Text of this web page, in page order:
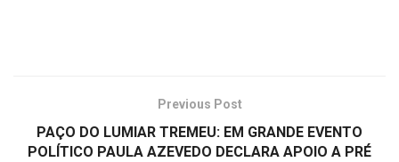
Previous Post
PAÇO DO LUMIAR TREMEU: EM GRANDE EVENTO
POLÍTICO PAULA AZEVEDO DECLARA APOIO A PRÉ